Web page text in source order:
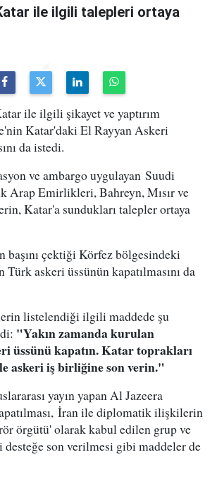
ile ilgili talepleri ortaya
ile ilgili şikayet ve yaptırım
Katar'daki El Rayyan Askeri
da istedi.
ve ambargo uygulayan Suudi
Arap Emirlikleri, Bahreyn, Mısır ve
Katar'a sundukları talepler ortaya
başını çektiği Körfez bölgesindeki
askeri üssünün kapatılmasını da
listelendiği ilgili maddede şu
"Yakın zamanda kurulan
üssünü kapatın. Katar toprakları
askeri iş birliğine son verin."
yayın yapan Al Jazeera
İran ile diplomatik ilişkilerin
örgütü' olarak kabul edilen grup ve
desteğe son verilmesi gibi maddeler de